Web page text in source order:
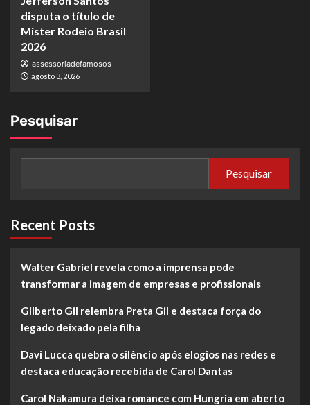
disputa o título de
Mister Rodeio Brasil
2026
assessoriadefamosos
agosto 3, 2026
Pesquisar
Pesquisar
Recent Posts
Walter Gabriel revela como a imprensa pode
transformar a imagem de empresas e profissionais
Gilberto Gil relembra Preta Gil e destaca força do
legado deixado pela filha
Davi Lucca quebra o silêncio após elogios nas redes e
destaca educação recebida de Carol Dantas
Carol Nakamura deixa romance com Hungria em aberto